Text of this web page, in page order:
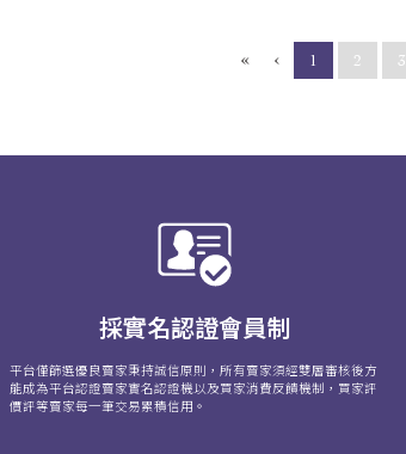
« ‹ 1 (current)
2 3
採實名認證會員制
平台僅篩選優良賣家秉持誠信原則，所有賣家須經雙層審核後方
能成為平台認證賣家實名認證機以及買家消費反饋機制，買家評
價評等賣家每一筆交易累積信用。